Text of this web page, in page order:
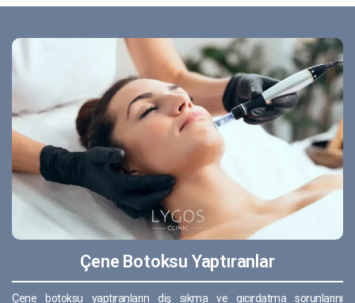
Çene Botoksu Yaptıranlar
Çene botoksu yaptıranların diş sıkma ve gıcırdatma sorunlarını